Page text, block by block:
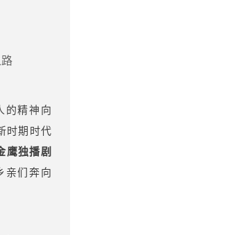
的精神向
时期时代
鹰独播剧
亲们奔向